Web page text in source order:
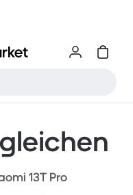
13T Pro